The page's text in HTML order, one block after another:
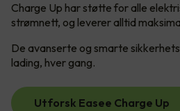
Charge Up har støtte for alle
strømnett, og leverer alltid
De avanserte og smarte
lading, hver gang.
Utforsk Easee Charge Up